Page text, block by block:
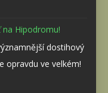
na Hipodromu!
dostihový
opravdu ve velkém!